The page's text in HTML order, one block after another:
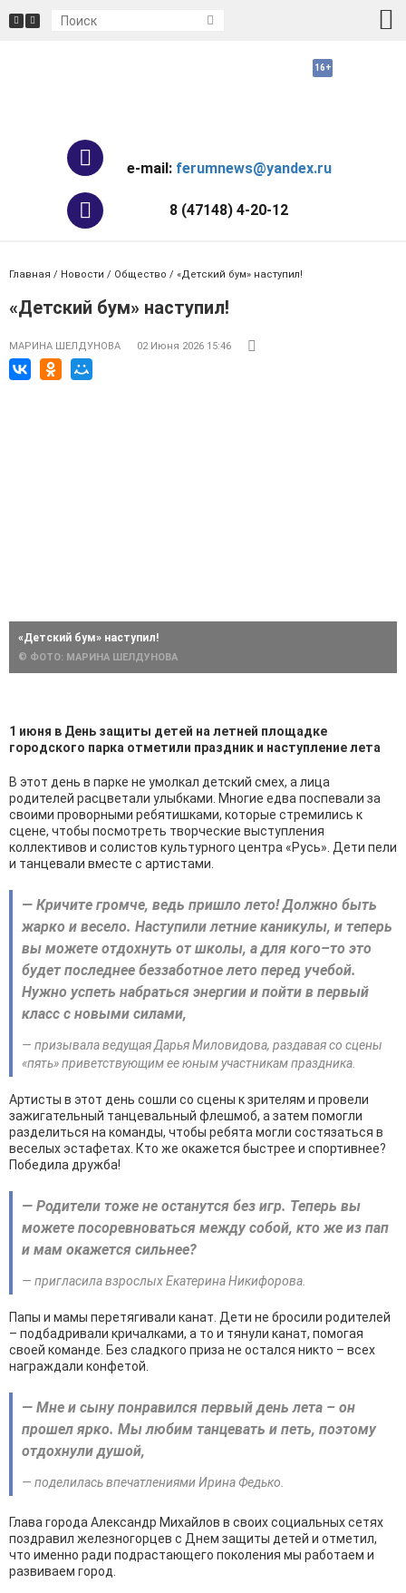
e-mail: ferumnews@yandex.ru
8 (47148) 4-20-12
Главная / Новости / Общество / «Детский бум» наступил!
«Детский бум» наступил!
МАРИНА ШЕЛДУНОВА 02 Июня 2026 15:46
«Детский бум» наступил!
© ФОТО: МАРИНА ШЕЛДУНОВА
1 июня в День защиты детей на летней площадке
городского парка отметили праздник и наступление лета
В этот день в парке не умолкал детский смех, а лица
родителей расцветали улыбками. Многие едва поспевали за
своими проворными ребятишками, которые стремились к
сцене, чтобы посмотреть творческие выступления
коллективов и солистов культурного центра «Русь». Дети пели
и танцевали вместе с артистами.
— Кричите громче, ведь пришло лето! Должно быть
жарко и весело. Наступили летние каникулы, и теперь
вы можете отдохнуть от школы, а для кого–то это
будет последнее беззаботное лето перед учебой.
Нужно успеть набраться энергии и пойти в первый
класс с новыми силами,
— призывала ведущая Дарья Миловидова, раздавая со сцены
«пять» приветствующим ее юным участникам праздника.
Артисты в этот день сошли со сцены к зрителям и провели
зажигательный танцевальный флешмоб, а затем помогли
разделиться на команды, чтобы ребята могли состязаться в
веселых эстафетах. Кто же окажется быстрее и спортивнее?
Победила дружба!
— Родители тоже не останутся без игр. Теперь вы
можете посоревноваться между собой, кто же из пап
и мам окажется сильнее?
— пригласила взрослых Екатерина Никифорова.
Папы и мамы перетягивали канат. Дети не бросили родителей
– подбадривали кричалками, а то и тянули канат, помогая
своей команде. Без сладкого приза не остался никто – всех
награждали конфетой.
— Мне и сыну понравился первый день лета – он
прошел ярко. Мы любим танцевать и петь, поэтому
отдохнули душой,
— поделилась впечатлениями Ирина Федько.
Глава города Александр Михайлов в своих социальных сетях
поздравил железногорцев с Днем защиты детей и отметил,
что именно ради подрастающего поколения мы работаем и
развиваем город.